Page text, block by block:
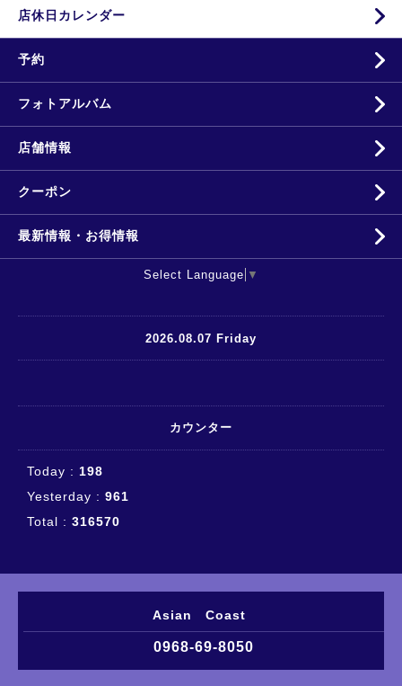
店休日カレンダー
予約
フォトアルバム
店舗情報
クーポン
最新情報・お得情報
Select Language ▼
2026.08.07 Friday
カウンター
Today : 198
Yesterday : 961
Total : 316570
Asian Coast
0968-69-8050